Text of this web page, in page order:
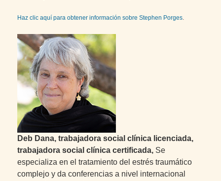
Haz clic aquí para obtener información sobre Stephen Porges.
Deb Dana, trabajadora social clínica licenciada,
trabajadora social clínica certificada, Se
especializa en el tratamiento del estrés traumático
complejo y da conferencias a nivel internacional